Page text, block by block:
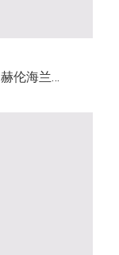
伦海兰…